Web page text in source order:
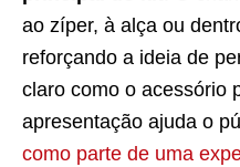
ao zíper, à alça ou
reforçando a ideia de
claro como o acessório
apresentação ajuda o
como parte de uma